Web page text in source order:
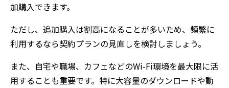
加購入できます。
ただし、追加購入は割高になることが多いため、頻繁に
利用するなら契約プランの見直しを検討しましょう。
また、自宅や職場、カフェなどのWi-Fi環境を最大限に活
用することも重要です。特に大容量のダウンロードや動